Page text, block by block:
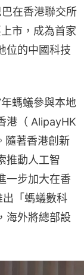
在香港聯交所
市，成為首家
位的中國科技
螞蟻參與本地
港（ AlipayHK
隨著香港創新
推動人工智
一步加大在香
「螞蟻數科
海外將總部設